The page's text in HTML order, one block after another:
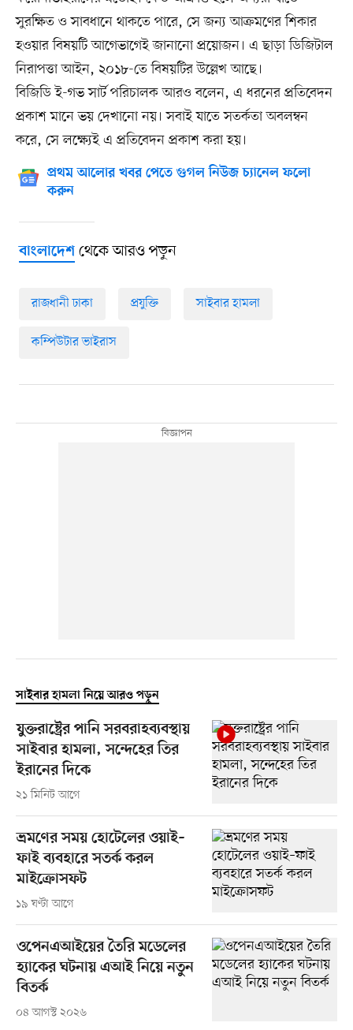
সুরক্ষিত ও সাবধানে থাকতে পারে, সে জন্য আক্রমণের শিকার
হওয়ার বিষয়টি আগেভাগেই জানানো প্রয়োজন। এ ছাড়া ডিজিটাল
নিরাপত্তা আইন, ২০১৮-তে বিষয়টির উল্লেখ আছে।
বিজিডি ই-গভ সার্ট পরিচালক আরও বলেন, এ ধরনের প্রতিবেদন
প্রকাশ মানে ভয় দেখানো নয়। সবাই যাতে সতর্কতা অবলম্বন
করে, সে লক্ষ্যেই এ প্রতিবেদন প্রকাশ করা হয়।
প্রথম আলোর খবর পেতে গুগল নিউজ চ্যানেল ফলো
করুন
বাংলাদেশথেকে আরও পড়ুন
রাজধানী ঢাকা প্রযুক্তি সাইবার হামলা
কম্পিউটার ভাইরাস
সাইবার হামলা নিয়ে আরও পড়ুন
যুক্তরাষ্ট্রের পানি সরবরাহব্যবস্থায়
সাইবার হামলা, সন্দেহের তির
ইরানের দিকে
২১ মিনিট আগে
ভ্রমণের সময় হোটেলের ওয়াই–
ফাই ব্যবহারে সতর্ক করল
মাইক্রোসফট
১৯ ঘণ্টা আগে
ওপেনএআইয়ের তৈরি মডেলের
হ্যাকের ঘটনায় এআই নিয়ে নতুন
বিতর্ক
০৪ আগস্ট ২০২৬